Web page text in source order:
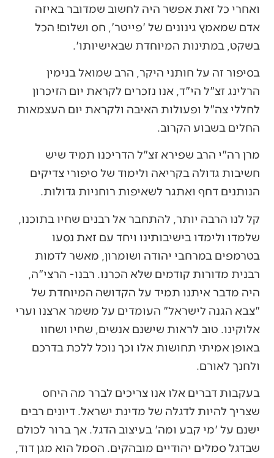
ואחרי כל זאת אפשר היה לחשוב שמדובר באיזה
אדם שמאמץ גינונים של 'פייטר', חס ושלום! הכל
בשקט, במתינות המיוחדת שבאישיותו'.
בסיפור זה על חותני היקר, הרב שמואל בנימין
הרלינג זצ"ל הי"ד, אנו נזכרים לקראת יום הזיכרון
לחללי צה"ל ופעולות האיבה ולקראת יום העצמאות
החלים בשבוע הקרוב.
מרן רה"י הרב שפירא זצ"ל הדריכנו תמיד שיש
חשיבות גדולה בקריאה ולימוד של סיפורי צדיקים
הנותנים דחף ואתגר לשאיפות רוחניות גדולות.
קל לנו הרבה יותר, להתחבר אל רבנים שחיו בתוכנו,
שלמדו ולימדו בישיבותינו ויחד עם זאת נסעו
בטרמפים במרחבי יהודה ושומרון, מאשר לדמות
רבנית מדורות קודמים שלא הכרנו. רבנו- הרצי"ה,
היה מדבר איתנו תמיד על הקדושה המיוחדת של
"צבא הגנה לישראל" העומדים על משמר ארצנו וערי
אלוקינו. טוב לראות שישנם אנשים, שחיו ושחוו
באופן אמיתי תחושות אלו וכך נוכל ללכת בדרכם
ולחנך לאורם.
בעקבות דברים אלו אנו צריכים לברר מה היחס
שצריך להיות לדגלה של מדינת ישראל. דיונים רבים
ישנם על 'מי קבע ומה' בעיצוב הדגל. אך ברור לכולם
שבדגל סמלים יהודיים מובהקים. הסמל הוא מגן דוד,